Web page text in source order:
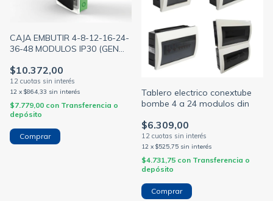
CAJA EMBUTIR 4-8-12-16-24-
36-48 MODULOS IP30 (GEN
$10.372,00
12 x $864,33 sin interés
$7.779,00 con Transferencia o
depósito
Comprar
Tablero electrico conextube
bombe 4 a 24 modulos din
$6.309,00
12 x $525,75 sin interés
$4.731,75 con Transferencia o
depósito
Comprar